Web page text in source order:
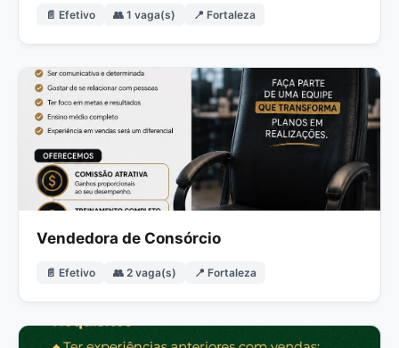
📄 Efetivo 👥 1 vaga(s) 📍 Fortaleza
Vendedora de Consórcio
📄 Efetivo 👥 2 vaga(s) 📍 Fortaleza